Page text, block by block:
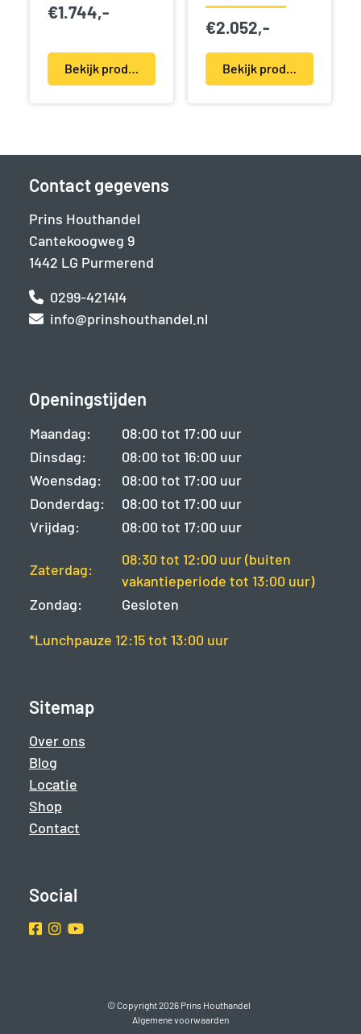
€1.744,-
Bekijk product(en)
€2.052,-
Bekijk product(en)
Contact gegevens
Prins Houthandel
Cantekoogweg 9
1442 LG Purmerend
0299-421414
info@prinshouthandel.nl
Openingstijden
Maandag:
08:00 tot 17:00 uur
Dinsdag:
08:00 tot 16:00 uur
Woensdag:
08:00 tot 17:00 uur
Donderdag:
08:00 tot 17:00 uur
Vrijdag:
08:00 tot 17:00 uur
Zaterdag:
08:30 tot 12:00 uur (buiten
vakantieperiode tot 13:00 uur)
Zondag:
Gesloten
*Lunchpauze 12:15 tot 13:00 uur
Sitemap
Over ons
Blog
Locatie
Shop
Contact
Social
Facebook
Instragram
Youtube
© Copyright 2026 Prins Houthandel
Algemene voorwaarden